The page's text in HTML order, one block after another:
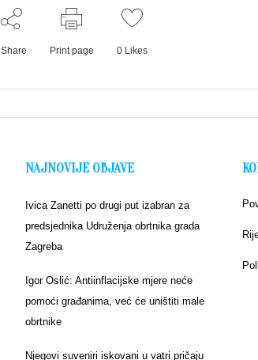
Share Print page 0Likes
NAJNOVIJE OBJAVE
Ivica Zanetti po drugi put izabran za
predsjednika Udruženja obrtnika grada
Zagreba
Igor Oslić: Antiinflacijske mjere neće
pomoći građanima, već će uništiti male
obrtnike
Njegovi suveniri iskovani u vatri pričaju